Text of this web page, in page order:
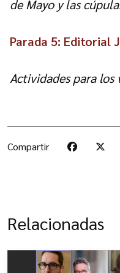
de Mayo y las
Parada 5: Editorial
Actividades para
Compartir
Relacionadas